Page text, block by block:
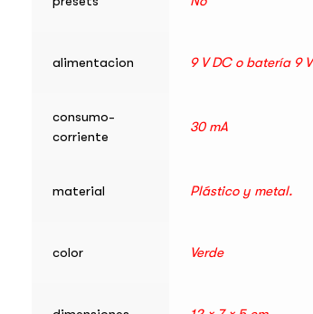
alimentacion 9 V DC o batería 9 V
consumo-
corriente
30 mA
material Plástico y metal.
color Verde